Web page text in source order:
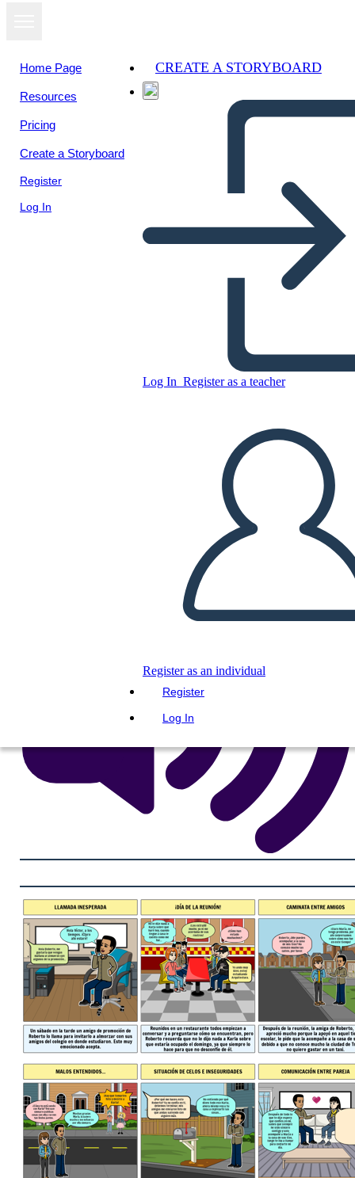
Home Page
Resources
Pricing
Create a Storyboard
Register
Log In
CREATE A STORYBOARD
Log In Register as a teacher
Register as an individual
Register
Log In
HISTORIETA
Copy this Storyboard
CREATE A STORYBOARD
PLAY SLIDESHOW
READ TO ME
View as
slideshow